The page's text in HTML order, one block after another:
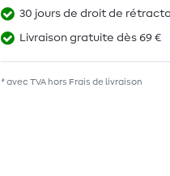
30 jours de droit de
Livraison gratuite dès 69 €
* avec TVA hors Frais de livraison